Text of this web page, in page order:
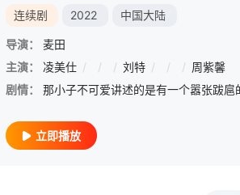
连续剧 2022 中国大陆
导演：
麦田
主演：
凌美仕 / / / 刘特 / / / 周紫馨
剧情：
立即播放